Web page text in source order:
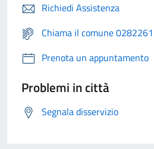
Richiedi Assistenza
Chiama il comune 0282261
Prenota un appuntamento
Problemi in città
Segnala disservizio